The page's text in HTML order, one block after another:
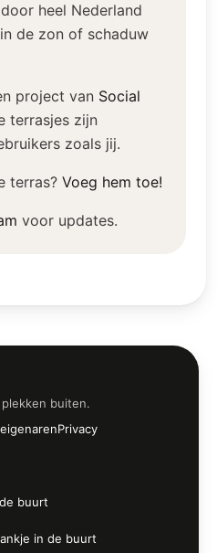
heel Nederland
de zon of schaduw
project van Social
terrasjes zijn
zoals jij.
terras? Voeg hem toe!
voor updates.
buiten.
Privacy
buurt
in de buurt